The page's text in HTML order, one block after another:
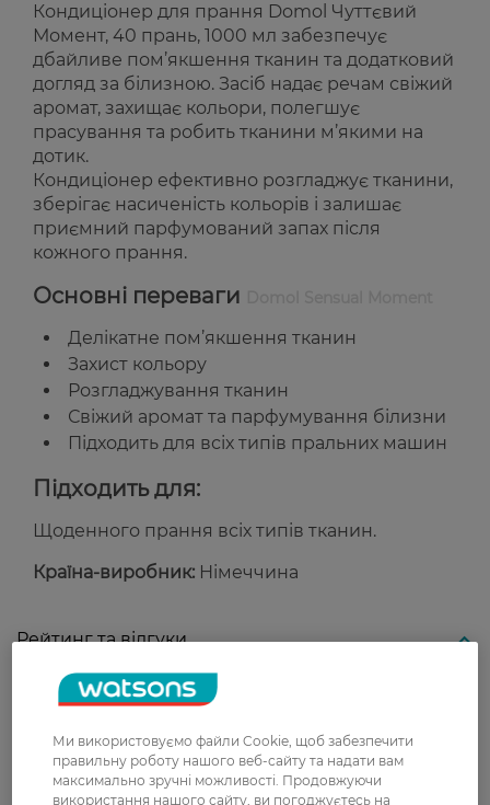
Кондиціонер для прання Domol Чуттєвий
Момент, 40 прань, 1000 мл забезпечує
дбайливе пом’якшення тканин та додатковий
догляд за білизною. Засіб надає речам свіжий
аромат, захищає кольори, полегшує
прасування та робить тканини м’якими на
дотик.
Кондиціонер ефективно розгладжує тканини,
зберігає насиченість кольорів і залишає
приємний парфумований запах після
кожного прання.
Основні переваги
Делікатне пом’якшення тканин
Захист кольору
Розгладжування тканин
Свіжий аромат та парфумування білизни
Підходить для всіх типів пральних машин
Підходить для:
Щоденного прання всіх типів тканин.
Країна-виробник: Німеччина
Рейтинг та відгуки
0
З 0 відгуків
Ми використовуємо файли Cookie, щоб забезпечити
правильну роботу нашого веб-сайту та надати вам
максимально зручні можливості. Продовжуючи
використання нашого сайту, ви погоджуєтесь на